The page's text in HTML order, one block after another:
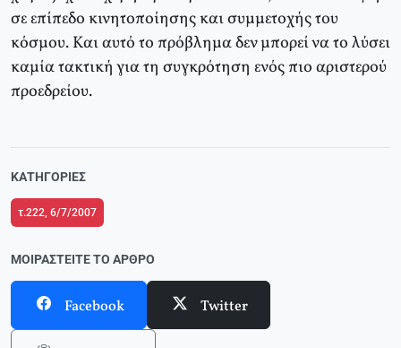
σε επίπεδο κινητοποίησης και συμμετοχής του
κόσμου. Kαι αυτό το πρόβλημα δεν μπορεί να το λύσει
καμία τακτική για τη συγκρότηση ενός πιο αριστερού
προεδρείου.
ΚΑΤΗΓΟΡΊΕΣ
τ.222, 6/7/2007
ΜΟΙΡΑΣΤΕΊΤΕ ΤΟ ΆΡΘΡΟ
Facebook Twitter